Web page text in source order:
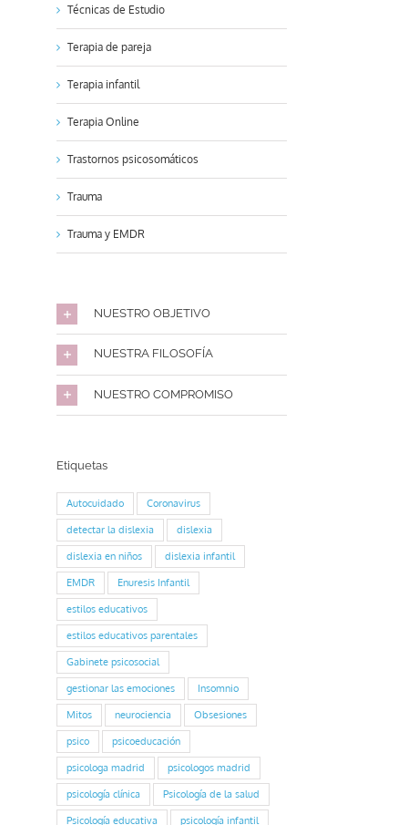
Técnicas de Estudio
Terapia de pareja
Terapia infantil
Terapia Online
Trastornos psicosomáticos
Trauma
Trauma y EMDR
NUESTRO OBJETIVO
NUESTRA FILOSOFÍA
NUESTRO COMPROMISO
Etiquetas
Autocuidado Coronavirus
detectar la dislexia dislexia
dislexia en niños dislexia infantil
EMDR Enuresis Infantil
estilos educativos
estilos educativos parentales
Gabinete psicosocial
gestionar las emociones Insomnio
Mitos neurociencia Obsesiones
psico psicoeducación
psicologa madrid psicologos madrid
psicología clínica Psicología de la salud
Psicología educativa psicología infantil